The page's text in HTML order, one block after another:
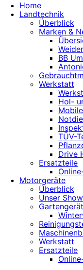
Home
Landtechnik
Überblick
Marken &
BB
Werkstatt
Hol-
TÜV-
Drive
Ersatzteile
Motorgeräte
Überblick
Unser
Werkstatt
Ersatzteile